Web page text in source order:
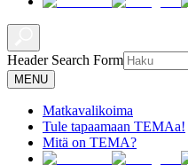
Header Search Form
MENU
Matkavalikoima
Tule tapaamaan TEMAa!
Mitä on TEMA?